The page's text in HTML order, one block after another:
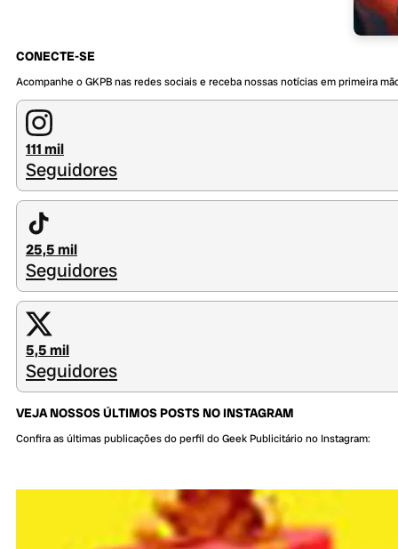
CONECTE-SE
Acompanhe o GKPB nas redes sociais e receba nossas notícias em primeira
111 mil
Seguidores
25,5 mil
Seguidores
5,5 mil
Seguidores
VEJA NOSSOS ÚLTIMOS POSTS NO INSTAGRAM
Confira as últimas publicações do perfil do Geek Publicitário no Instagram: